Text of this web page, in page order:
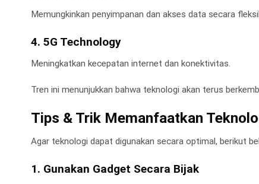
Memungkinkan penyimpanan dan akses data secara
4. 5G Technology
Meningkatkan kecepatan internet dan konektivitas.
Tren ini menunjukkan bahwa teknologi akan terus
Tips & Trik Memanfaatkan
Agar teknologi dapat digunakan secara optimal, berikut
1. Gunakan Gadget Secara Bijak